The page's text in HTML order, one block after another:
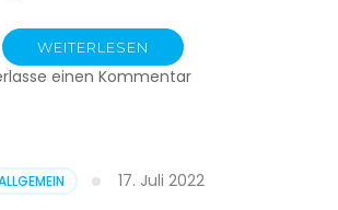
WEITERLESEN
einen Kommentarzu
Jahressicherung
17. Juli 2022